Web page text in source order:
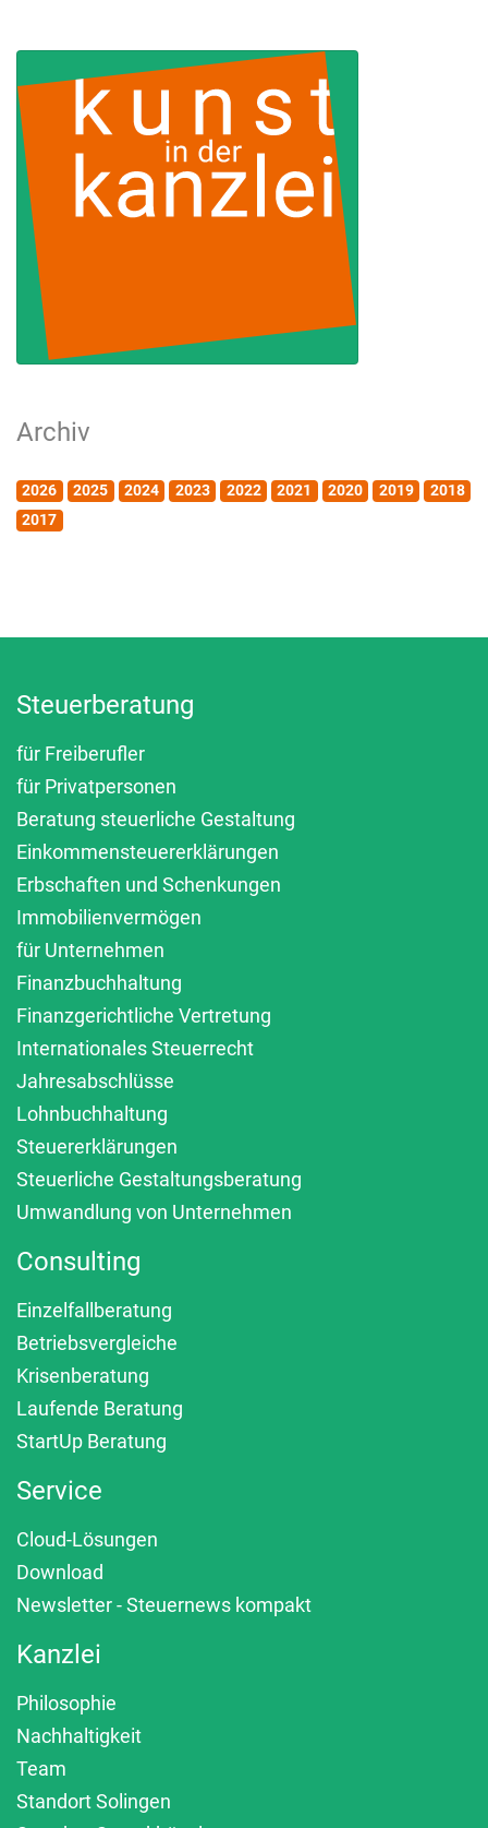
Archiv
2026 2025 2024 2023 2022 2021 2020 2019
2018
2017
Steuerberatung
für Freiberufler
für Privatpersonen
Beratung steuerliche Gestaltung
Einkommensteuererklärungen
Erbschaften und Schenkungen
Immobilienvermögen
für Unternehmen
Finanzbuchhaltung
Finanzgerichtliche Vertretung
Internationales Steuerrecht
Jahresabschlüsse
Lohnbuchhaltung
Steuererklärungen
Steuerliche Gestaltungsberatung
Umwandlung von Unternehmen
Consulting
Einzelfallberatung
Betriebsvergleiche
Krisenberatung
Laufende Beratung
StartUp Beratung
Service
Cloud-Lösungen
Download
Newsletter - Steuernews kompakt
Kanzlei
Philosophie
Nachhaltigkeit
Team
Standort Solingen